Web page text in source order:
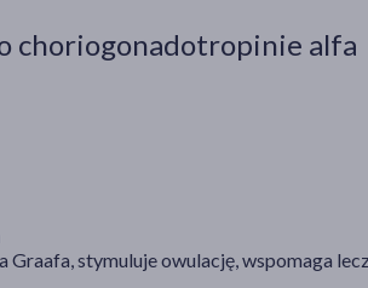
choriogonadotropinie alfa
stymuluje owulację, wspomaga